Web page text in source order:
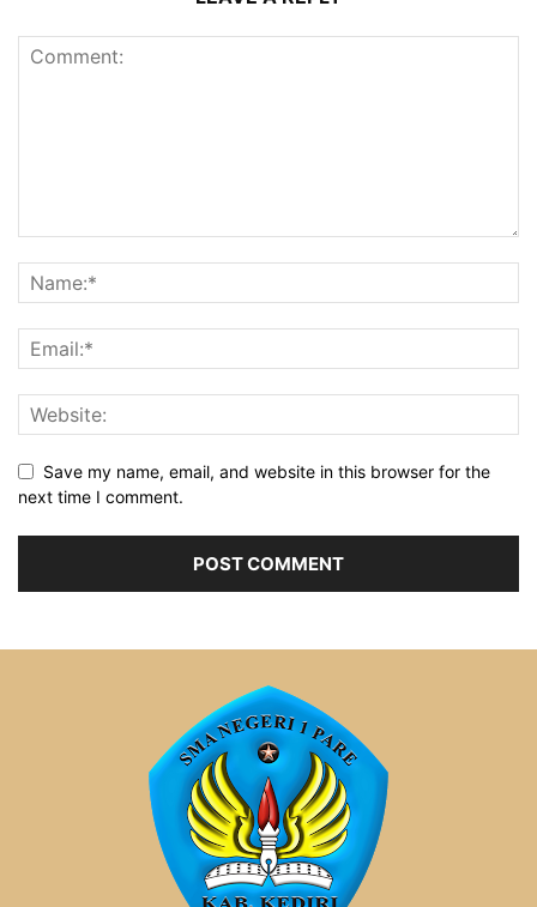
Save my name, email, and website in this browser for the
next time I comment.